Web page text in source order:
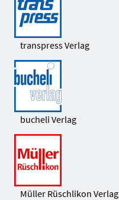
transpress Verlag
bucheli Verlag
Müller Rüschlikon Verlag